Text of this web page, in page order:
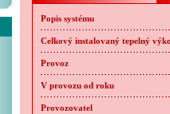
Popis systému
Celkový instalovaný tepelný
Provoz
V provozu od roku
Provozovatel